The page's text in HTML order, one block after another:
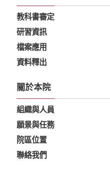
教科書審定
研習資訊
檔案應用
資料釋出
關於本院
組織與人員
願景與任務
院區位置
聯絡我們